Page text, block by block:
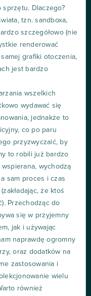
Dlaczego?
tzn. sandboxa,
szczegółowo (nie
renderować
grafiki otoczenia,
jest bardzo
wszelkich
wydawać się
jednakże to
co po paru
przyzwyczaić, by
to robili już bardzo
wspierana, wychodzą
sam proces i czas
że ktoś
Przechodząc do
się w przyjemny
jak i używając
naprawdę ogromny
oraz dodatków na
zastosowania i
wielu
również